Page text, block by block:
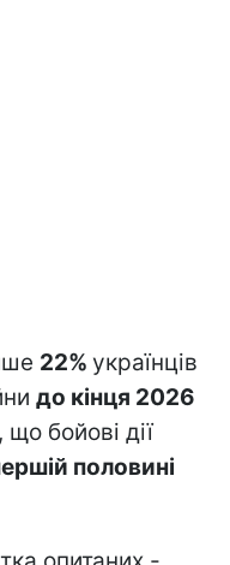
22% українців
до кінця 2026
бойові дії
половині